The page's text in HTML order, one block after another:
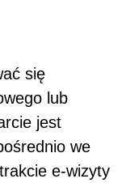
się
lub
jest
we
e-wizyty